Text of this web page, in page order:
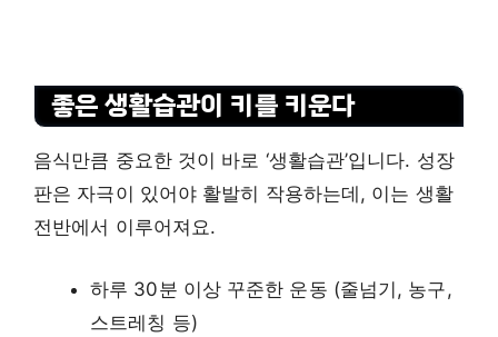
좋은 생활습관이 키를 키운다
음식만큼 중요한 것이 바로 ‘생활습관’입니다. 성장
판은 자극이 있어야 활발히 작용하는데, 이는 생활
전반에서 이루어져요.
하루 30분 이상 꾸준한 운동 (줄넘기, 농구,
스트레칭 등)